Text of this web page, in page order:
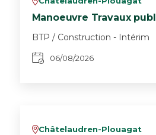
Manoeuvre Travaux
BTP / Construction - Intérim
06/08/2026
vChâtelaudren-Plouagat